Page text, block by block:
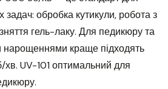
задач: обробка кутикули, робота з
гель-лаку. Для педикюру та
нарощеннями краще підходять
UV-101 оптимальний для